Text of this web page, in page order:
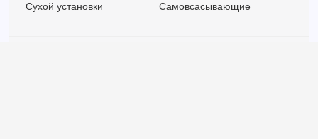
Сухой установки
Самовсасывающие